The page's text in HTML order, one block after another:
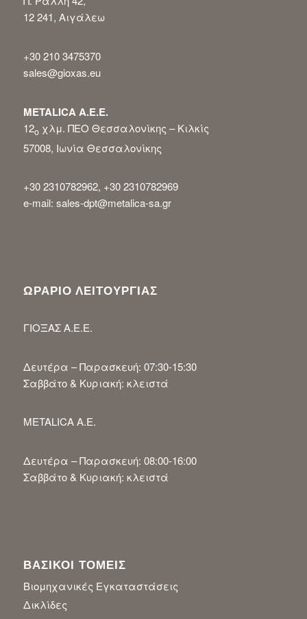
12 241, Αιγάλεω
+30 210 3475370
sales@gioxas.eu
METALICA Α.Ε.Ε.
12ο χλμ. ΠΕΟ Θεσσαλονίκης – Κιλκίς
57008, Ιωνία Θεσσαλονίκης
+30 2310782962, +30 2310782969
e-mail: sales-dpt@metalica-sa.gr
ΩΡΑΡΙΟ ΛΕΙΤΟΥΡΓΙΑΣ
ΓΙΟΞΑΣ Α.Ε.Ε.
Δευτέρα – Παρασκευή: 07:30-15:30
Σαββάτο & Κυριακή: κλειστά
METALICA A.E.
Δευτέρα – Παρασκευή: 08:00-16:00
Σαββάτο & Κυριακή: κλειστά
ΒΑΣΙΚΟΙ ΤΟΜΕΙΣ
Βιομηχανικές Εγκαταστάσεις
Δικλίδες